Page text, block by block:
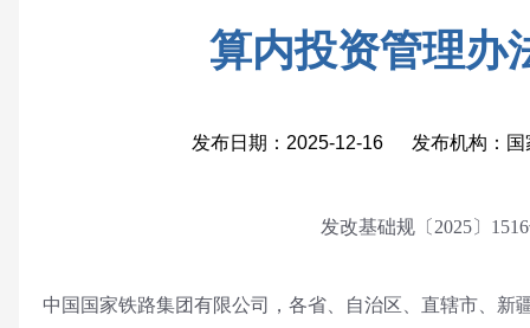
算内投资管理办
发布日期：2025-12-16 发布机构：国
发改基础规〔2025〕
中国国家铁路集团有限公司，各省、自治区、直辖市、新